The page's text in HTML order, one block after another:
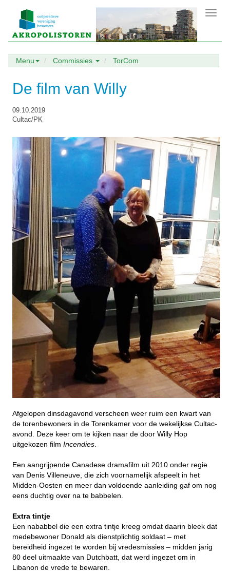
Menu Commissies TorCom
De film van Willy
09.10.2019
Cultac/PK
Afgelopen dinsdagavond verscheen weer ruim een kwart van
de torenbewoners in de Torenkamer voor de wekelijkse Cultac-
avond. Deze keer om te kijken naar de door Willy Hop
uitgekozen film Incendies
Een aangrijpende Canadese dramafilm uit 2010 onder regie
van Denis Villeneuve, die zich voornamelijk afspeelt in het
Midden-Oosten en meer dan voldoende aanleiding gaf om nog
eens duchtig over na te babbelen.
Extra tintje
Een nababbel die een extra tintje kreeg omdat daarin bleek dat
medebewoner Donald als dienstplichtig soldaat – met
bereidheid ingezet te worden bij vredesmissies – midden jarig
80 deel uitmaakte van Dutchbatt, dat werd ingezet om in
Libanon de vrede te bewaren.